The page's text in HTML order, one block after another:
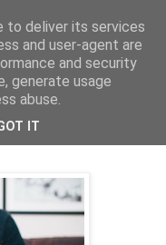
to deliver its services
and user-agent are
and security
generate usage
abuse.
IT